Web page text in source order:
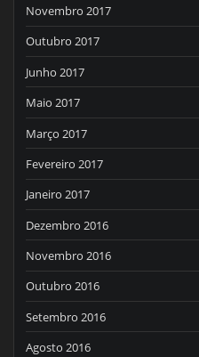
Novembro 2017
Outubro 2017
Junho 2017
Maio 2017
Março 2017
Fevereiro 2017
Janeiro 2017
Dezembro 2016
Novembro 2016
Outubro 2016
Setembro 2016
Agosto 2016